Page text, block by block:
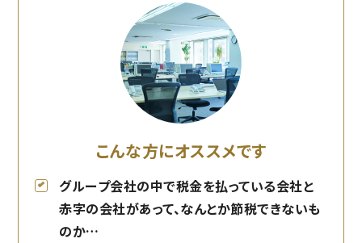
こんな方にオススメです
グループ会社の中で税金を払っている会社と
赤字の会社があって、なんとか節税できないも
のか…